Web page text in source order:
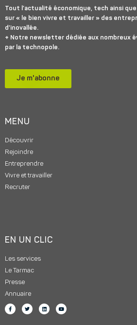
Tout l’actualité économique, tech ainsi
sur « le bien vivre et travailler » des
d’inovallée.
+ Notre newsletter dédiée aux nombreux
par la technopole.
Je m'abonne
MENU
Découvrir
Rejoindre
Entreprendre
Vivre et travailler
Recruter
EN UN CLIC
Les services
Le Tarmac
Presse
Annuaire